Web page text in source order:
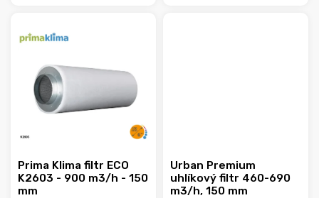
Prima Klima filtr ECO
K2603 - 900 m3/h - 150
mm
Urban Premium
uhlíkový filtr 460-690
m3/h, 150 mm